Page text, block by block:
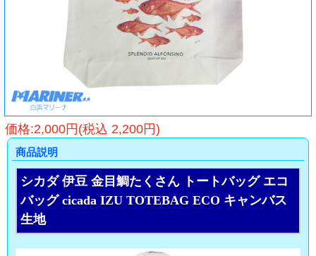
価格:2,000円(税込 2,200円)
商品説明
シカダ 伊豆 金目鯛たくさん トートバッグ エコ
バッグ cicada IZU TOTEBAG ECO キャンバス
生地